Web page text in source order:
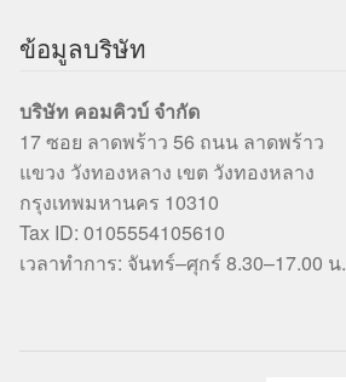
ข้อมูลบริษัท
บริษัท คอมคิวบ์ จำกัด
17 ซอย ลาดพร้าว 56 ถนน ลาดพร้าว
แขวง วังทองหลาง เขต วังทองหลาง
กรุงเทพมหานคร 10310
Tax ID: 0105554105610
เวลาทำการ: จันทร์–ศุกร์ 8.30–17.00 น.